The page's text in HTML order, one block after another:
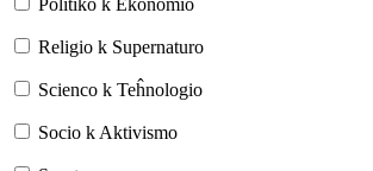
Religio k Supernaturo
Scienco k Teĥnologio
Socio k Aktivismo